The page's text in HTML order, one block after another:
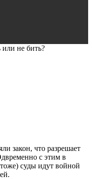
или не бить?
закон, что разрешает
с этим в
суды идут войной